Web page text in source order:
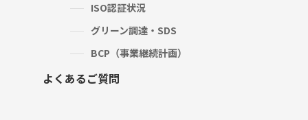
ISO認証状況
グリーン調達・SDS
BCP（事業継続計画）
よくあるご質問